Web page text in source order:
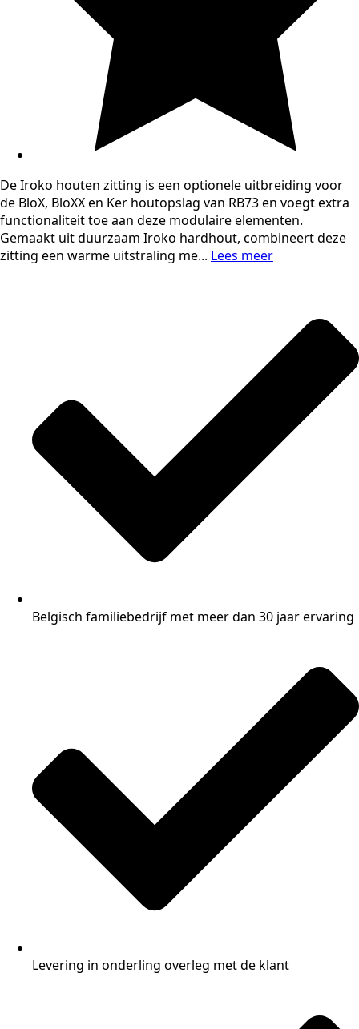
De Iroko houten zitting is een optionele uitbreiding voor
de BloX, BloXX en Ker houtopslag van RB73 en voegt extra
functionaliteit toe aan deze modulaire elementen.
Gemaakt uit duurzaam Iroko hardhout, combineert deze
zitting een warme uitstraling me... Lees meer
Belgisch familiebedrijf met meer dan 30 jaar ervaring
Levering in onderling overleg met de klant